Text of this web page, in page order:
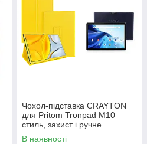
Чохол-підставка CRAYTON
для Pritom Tronpad M10 —
стиль, захист і ручне
збирання, колір Жовтий
В наявності